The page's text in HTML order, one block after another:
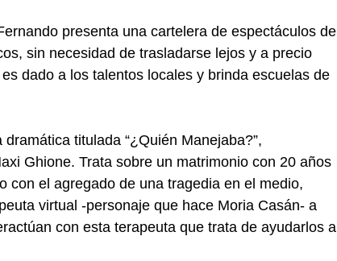
presenta una cartelera de espectáculos de
sin necesidad de trasladarse lejos y a precio
dado a los talentos locales y brinda escuelas de
titulada “¿Quién Manejaba?”,
Ghione. Trata sobre un matrimonio con 20 años
con el agregado de una tragedia en el medio,
virtual -personaje que hace Moria Casán- a
con esta terapeuta que trata de ayudarlos a